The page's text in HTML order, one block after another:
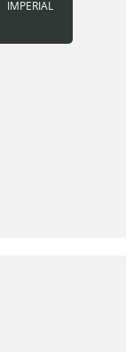
IMPERIAL